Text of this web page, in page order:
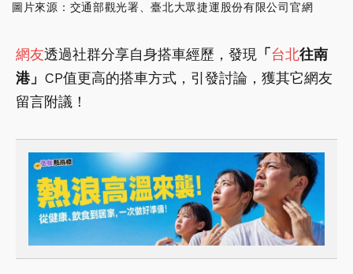
圖片來源：交通部觀光署、臺北大眾捷運股份有限公司官網
網友透過社群分享自身搭車經歷，發現 「 台北往南
港」 CP值更高的搭車方式，引發討論，獲其它網友
留言附議！